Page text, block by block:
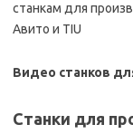
станкам для
Авито и TIU
Видео станков
Станки для